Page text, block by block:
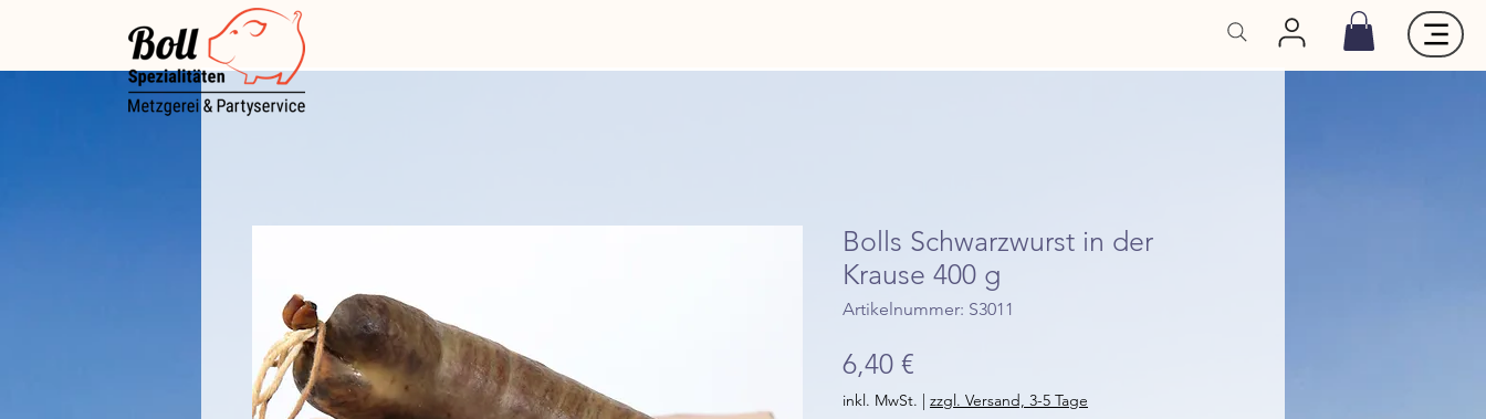
Bolls Schwarzwurst in der
Krause 400 g
Artikelnummer: S3011
6,40 €
inkl. MwSt. | zzgl. Versand, 3-5 Tage